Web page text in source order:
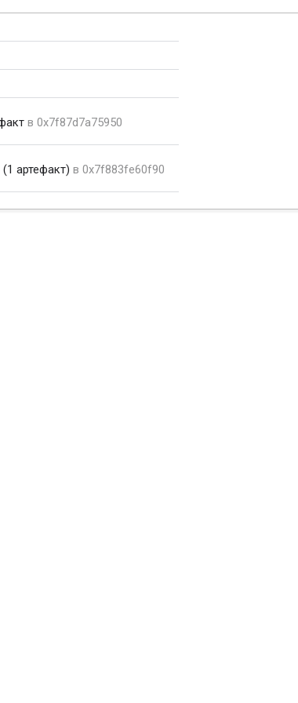
в 0x7f87d7a75950
(1 артефакт) в 0x7f883fe60f90